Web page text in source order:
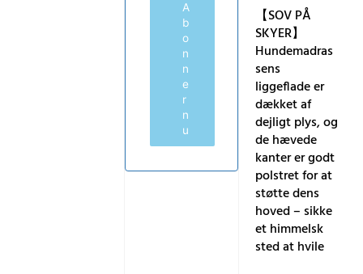
A
b
o
n
n
e
r
n
u
【SOV PÅ
SKYER】
Hundemadras
sens
liggeflade er
dækket af
dejligt plys, og
de hævede
kanter er godt
polstret for at
støtte dens
hoved – sikke
et himmelsk
sted at hvile